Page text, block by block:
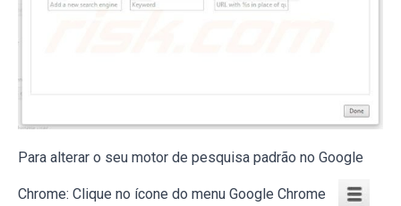
Para alterar o seu motor de pesquisa padrão no Google
Chrome: Clique no ícone do menu Google Chrome